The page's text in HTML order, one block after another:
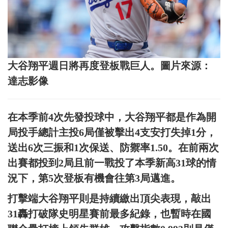
大谷翔平週日將再度登板戰巨人。圖片來源：
達志影像
在本季前4次先發投球中，大谷翔平都是作為開
局投手總計主投6局僅被擊出4支安打失掉1分，
送出6次三振和1次保送、防禦率1.50。在前兩次
出賽都投到2局且前一戰投了本季新高31球的情
況下，第5次登板有機會往第3局邁進。
打擊端大谷翔平則是持續繳出頂尖表現，敲出
31轟打破隊史明星賽前最多紀錄，也暫時在國